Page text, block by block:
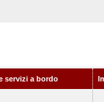
servizi a bordo